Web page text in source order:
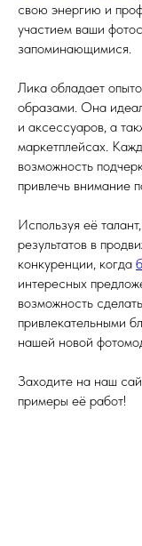
свою энергию и
участием ваши
запоминающимися.
Лика обладает
образами. Она
и аксессуаров, а
маркетплейсах.
возможность
привлечь внимание
Используя её
результатов в
конкуренции, когда
интересных
возможность
привлекательными
нашей новой
Заходите на наш
примеры её работ!